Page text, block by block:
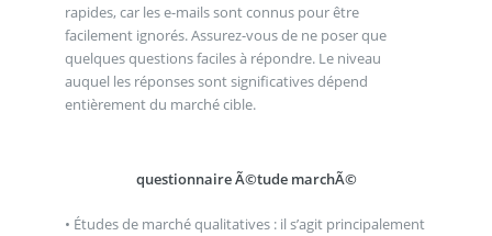
rapides, car les e-mails sont connus pour être
facilement ignorés. Assurez-vous de ne poser que
quelques questions faciles à répondre. Le niveau
auquel les réponses sont significatives dépend
entièrement du marché cible.
questionnaire Ã©tude marchÃ©
• Études de marché qualitatives : il s’agit principalement